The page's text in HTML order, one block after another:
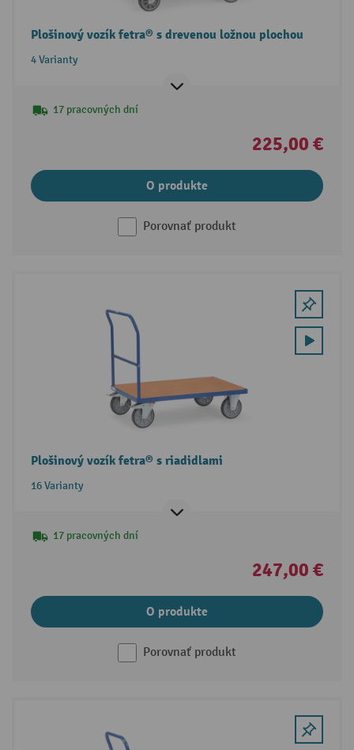
Plošinový vozík fetra® s drevenou ložnou plochou
4 Varianty
17 pracovných dní
225,00 €
O produkte
Porovnať produkt
Plošinový vozík fetra® s riadidlami
16 Varianty
17 pracovných dní
247,00 €
O produkte
Porovnať produkt